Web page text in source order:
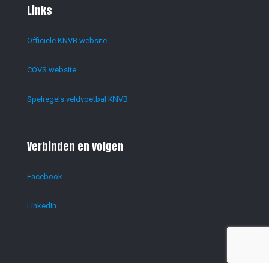
Links
Officiële KNVB website
COVS website
Spelregels veldvoetbal KNVB
Verbinden en volgen
Facebook
LinkedIn